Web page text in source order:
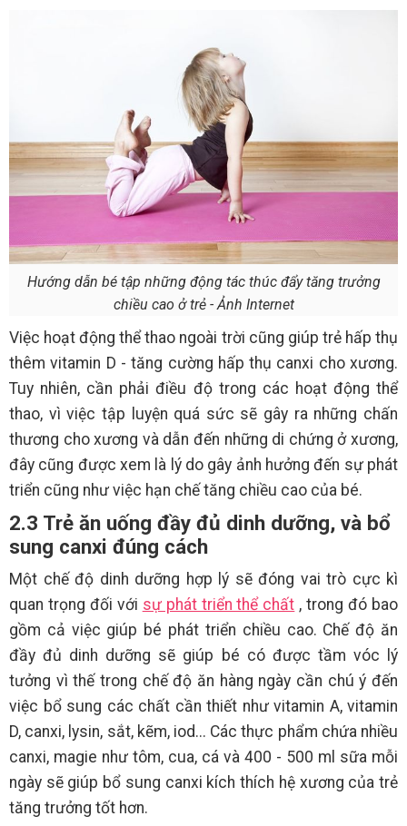
Hướng dẫn bé tập những động tác thúc đẩy tăng trưởng
chiều cao ở trẻ - Ảnh Internet
Việc hoạt động thể thao ngoài trời cũng giúp trẻ hấp thụ
thêm vitamin D - tăng cường hấp thụ canxi cho xương.
Tuy nhiên, cần phải điều độ trong các hoạt động thể
thao, vì việc tập luyện quá sức sẽ gây ra những chấn
thương cho xương và dẫn đến những di chứng ở xương,
đây cũng được xem là lý do gây ảnh hưởng đến sự phát
triển cũng như việc hạn chế tăng chiều cao của bé.
2.3 Trẻ ăn uống đầy đủ dinh dưỡng, và bổ
sung canxi đúng cách
Một chế độ dinh dưỡng hợp lý sẽ đóng vai trò cực kì
quan trọng đối với sự phát triển thể chất , trong đó bao
gồm cả việc giúp bé phát triển chiều cao. Chế độ ăn
đầy đủ dinh dưỡng sẽ giúp bé có được tầm vóc lý
tưởng vì thế trong chế độ ăn hàng ngày cần chú ý đến
việc bổ sung các chất cần thiết như vitamin A, vitamin
D, canxi, lysin, sắt, kẽm, iod... Các thực phẩm chứa nhiều
canxi, magie như tôm, cua, cá và 400 - 500 ml sữa mỗi
ngày sẽ giúp bổ sung canxi kích thích hệ xương của trẻ
tăng trưởng tốt hơn.